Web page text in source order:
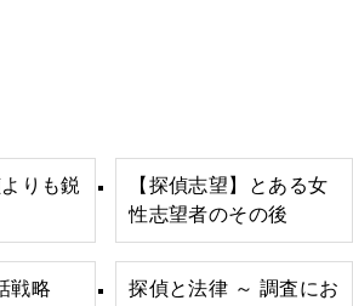
りも鋭
【探偵志望】とある女
性志望者のその後
戦略
探偵と法律 ～ 調査にお